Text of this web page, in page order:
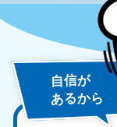
自信が
あるから